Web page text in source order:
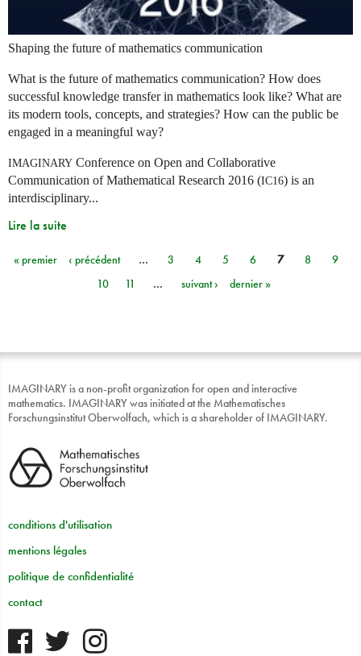
Shaping the future of mathematics communication
What is the future of mathematics communication? How does
successful knowledge transfer in mathematics look like? What are
its modern tools, concepts, and strategies? How can the public be
engaged in a meaningful way?
IMAGINARY Conference on Open and Collaborative
Communication of Mathematical Research 2016 (IC16) is an
interdisciplinary...
Lire la suite
Pages
« premier ‹ précédent … 3 4 5 6 7 8
9
10
11 … suivant › dernier »
IMAGINARY is a non-profit organization for open and interactive
mathematics. IMAGINARY was initiated at the Mathematisches
Forschungsinstitut Oberwolfach, which is a shareholder of IMAGINARY.
conditions d'utilisation
mentions légales
politique de confidentialité
contact